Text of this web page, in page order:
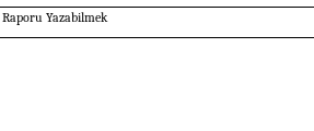
Yazabilmek